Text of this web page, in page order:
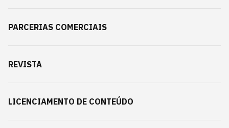
PARCERIAS COMERCIAIS
REVISTA
LICENCIAMENTO DE CONTEÚDO